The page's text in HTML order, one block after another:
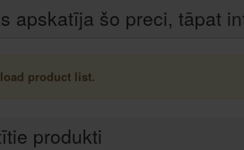
apskatīja šo preci, tāpat
product list.
produkti